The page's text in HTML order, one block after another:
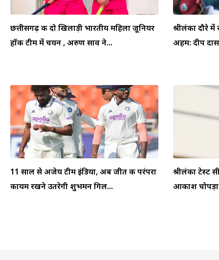
छत्तीसगढ़ की दो खिलाड़ी भारतीय महिला जूनियर
हॉकी टीम में चयन , अरुण साव ने...
श्रीलंका दौरे
अहम: दीप
11 साल से अजेय टीम इंडिया, अब जीत की परंपरा
कायम रखने उतरेगी शुभमन गिल...
श्रीलंका टेस्ट
आकाश चोपड़ा